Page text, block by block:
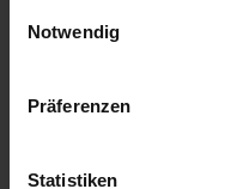
Notwendig
Präferenzen
Statistiken
genommen.*
3 + 4